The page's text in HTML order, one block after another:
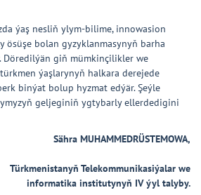
ýaş nesliň ylym-bilime, innowasion
ösüşe bolan gyzyklanmasynyň barha
Döredilýän giň mümkinçilikler we
ýaşlarynyň halkara derejede
binýat bolup hyzmat edýär. Şeýle
geljeginiň ygtybarly ellerdedigini
Sähra MUHAMMEDRÜSTEMOWA,
Türkmenistanyň Telekommunikasiýalar we
informatika institutynyň IV ýyl talyby.